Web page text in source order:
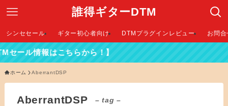
誰得ギターDTM
シンセセール ギター初心者向け DTMプラグインレビュー お問
ル情報はこちらから！】
ホーム AberrantDSP
AberrantDSP – tag –